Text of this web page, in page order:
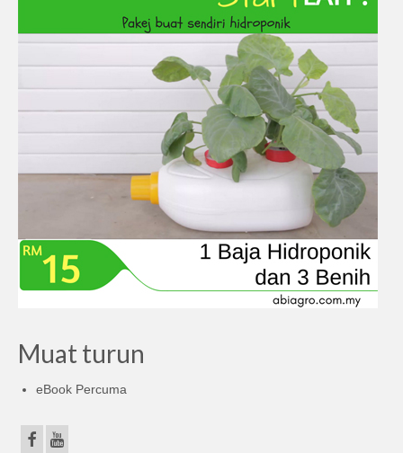
Muat turun
eBook Percuma